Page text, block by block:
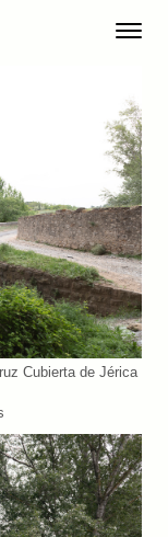
Toggle
Menu
Cubierta de Jérica